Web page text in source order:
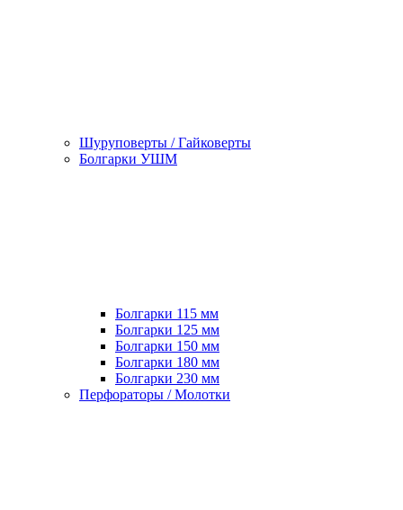
Шуруповерты / Гайковерты
Болгарки УШМ
Болгарки 115 мм
Болгарки 125 мм
Болгарки 150 мм
Болгарки 180 мм
Болгарки 230 мм
Перфораторы / Молотки